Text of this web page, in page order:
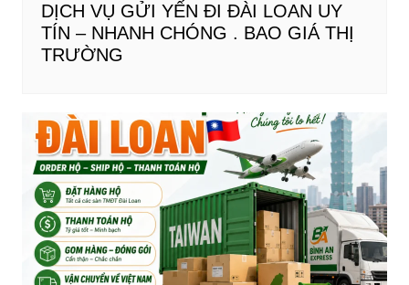
DỊCH VỤ GỬI YẾN ĐI ĐÀI LOAN UY
TÍN – NHANH CHÓNG . BAO GIÁ THỊ
TRƯỜNG